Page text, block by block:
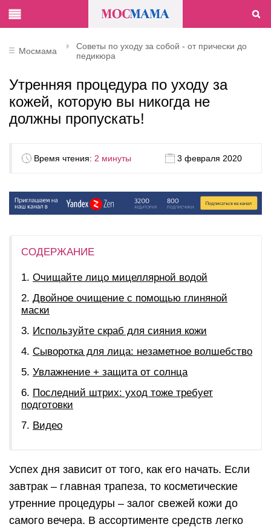
Мосмама
Советы по уходу за собой - от прически до
педикюра
Утренняя процедура по уходу за
кожей, которую вы никогда не
должны пропускать!
Время чтения: 2 минуты 3 февраля 2020
СОДЕРЖАНИЕ
Очищайте лицо мицеллярной водой
Двойное очищение с помощью глиняной
маски
Используйте скраб для сияния кожи
Сыворотка для лица: незаметное волшебство
Увлажнение + защита от солнца
Последний штрих: уход тоже требует
подготовки
Видео
Успех дня зависит от того, как его начать. Если
завтрак – главная трапеза, то косметические
утренние процедуры – залог свежей кожи до
самого вечера. В ассортименте средств легко